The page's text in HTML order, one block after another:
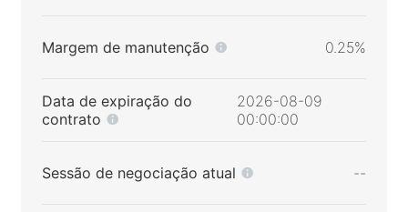
Margem de manutenção 0.25%
Data de expiração do
contrato
2026-08-09
00:00:00
Sessão de negociação atual --